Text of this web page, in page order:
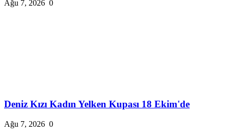
Ağu 7, 2026 0
Deniz Kızı Kadın Yelken Kupası 18 Ekim'de
Ağu 7, 2026 0